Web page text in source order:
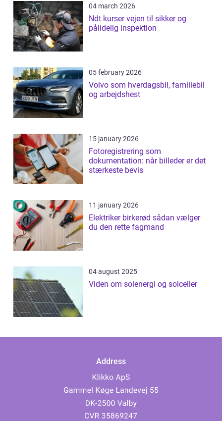
04 march 2026
Ndt kurser vejen til sikker og
pålidelig inspektion
05 february 2026
Volvo som hverdagsbil, familiebil
og arbejdshest
15 january 2026
Fotoregistrering som
dokumentation: når billeder er det
stærkeste bevis
11 january 2026
Elektriker birkerød sådan vælger
du den rette fagmand
04 august 2025
Viden om solenergi og solceller
Address